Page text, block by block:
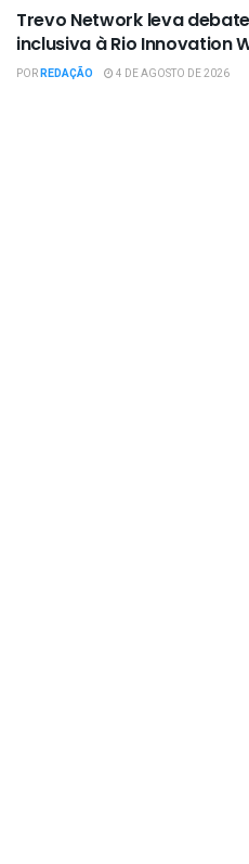
Trevo Network leva
inclusiva à Rio Innovation
PORREDAÇÃO 4 DE AGOSTO DE 2026